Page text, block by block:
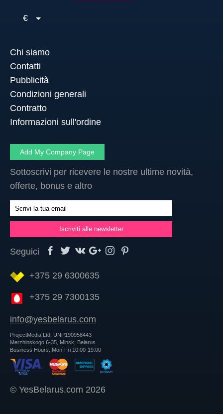
€
Chi siamo
Contatti
Pubblicità
Condizioni generali
Contratto
Informazioni sull'ordine
Add My Company Page
Sottoscrivi per ricevere le nostre ultime novità,
offerte, bonus e altro
Seguici
+375 29 6300635
+375 29 7300135
info@yesbelarus.com
ProjectMedia Ltd. UNP190958443
Merzhinskogo 6-35, Minsk, Belarus
Business Hours: Mon-Fri 10:00-19:00
© YesBelarus.com 2026